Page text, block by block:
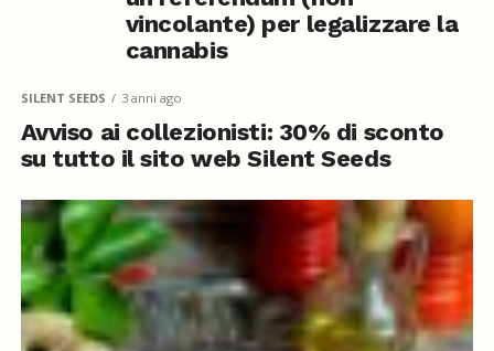
vincolante) per legalizzare la
cannabis
SILENT SEEDS 3 anni ago
Avviso ai collezionisti: 30% di sconto
su tutto il sito web Silent Seeds